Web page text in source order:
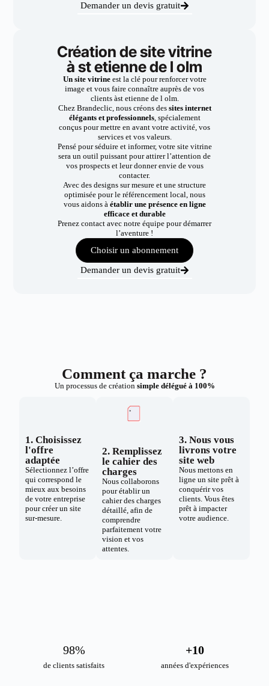
Demander un devis gratuit
Création de site vitrine
à st etienne de l olm
Un site vitrineest la clé pour renforcer votre
image et vous faire connaître auprès de vos
clients àst etienne de l olm.
Chez Brandeclic, nous créons dessites internet
élégants et professionnels, spécialement
conçus pour mettre en avant votre activité, vos
services et vos valeurs.
Pensé pour séduire et informer, votre site vitrine
sera un outil puissant pour attirer l’attention de
vos prospects et leur donner envie de vous
contacter.
Avec des designs sur mesure et une structure
optimisée pour le référencement local, nous
vous aidons à établir une présence en ligne
efficace et durable
Prenez contact avec notre équipe pour démarrer
l’aventure !
Choisir un abonnement
Demander un devis gratuit
Comment ça marche ?
Un processus de création simple délégué à 100%
1. Choisissez
l'offre
adaptée
Sélectionnez l’offre
qui correspond le
mieux aux besoins
de votre entreprise
pour créer un site
sur-mesure.
2. Remplissez
le cahier des
charges
Nous collaborons
pour établir un
cahier des charges
détaillé, afin de
comprendre
parfaitement votre
vision et vos
attentes.
3. Nous vous
livrons votre
site web
Nous mettons en
ligne un site prêt à
conquérir vos
clients. Vous êtes
prêt à impacter
votre audience.
de clients satisfaits
98%
années d'expériences
+10